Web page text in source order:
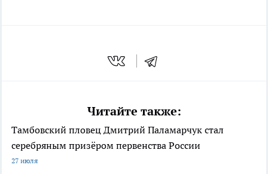
Читайте также:
Тамбовский пловец Дмитрий Паламарчук стал
серебряным призёром первенства России
27 июля